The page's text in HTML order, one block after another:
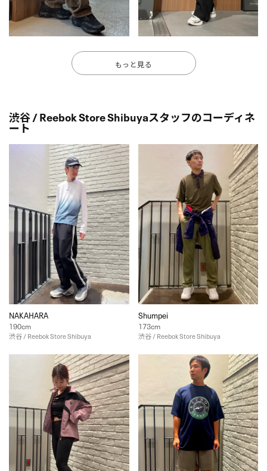
もっと見る
渋谷 / Reebok Store Shibuyaスタッフのコーディネ
ート
NAKAHARA
190cm
渋谷 / Reebok Store Shibuya
Shumpei
173cm
渋谷 / Reebok Store Shibuya